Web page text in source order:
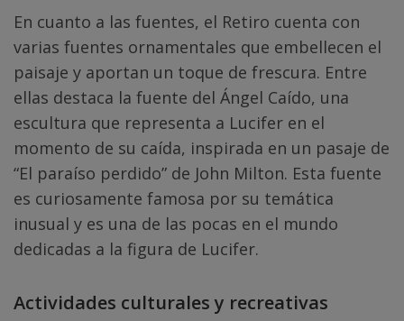
En cuanto a las fuentes, el Retiro cuenta con
varias fuentes ornamentales que embellecen el
paisaje y aportan un toque de frescura. Entre
ellas destaca la fuente del Ángel Caído, una
escultura que representa a Lucifer en el
momento de su caída, inspirada en un pasaje de
“El paraíso perdido” de John Milton. Esta fuente
es curiosamente famosa por su temática
inusual y es una de las pocas en el mundo
dedicadas a la figura de Lucifer.
Actividades culturales y recreativas